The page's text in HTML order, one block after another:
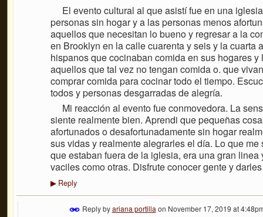
El evento cultural al que asistí fue en una
personas sin hogar y a las personas menos
aquellos que necesitan lo bueno y regresar a la
en Brooklyn en la calle cuarenta y seis y la cuarta
hispanos que cocinaban comida en sus hogares
aquellos que tal vez no tengan comida o. que
comprar comida para cocinar todo el tiempo.
todos y personas desgarradas de alegría.
Mi reacción al evento fue conmovedora. La
siente realmente bien. Aprendi que pequeñas
afortunados o desafortunadamente sin hogar
sus vidas y realmente alegrarles el día. Lo que
que estaban fuera de la iglesia, era una gran
vaciles como otras. Disfrute conocer gente y
▶Reply
Reply byariana portilla on November 17, 2019 at